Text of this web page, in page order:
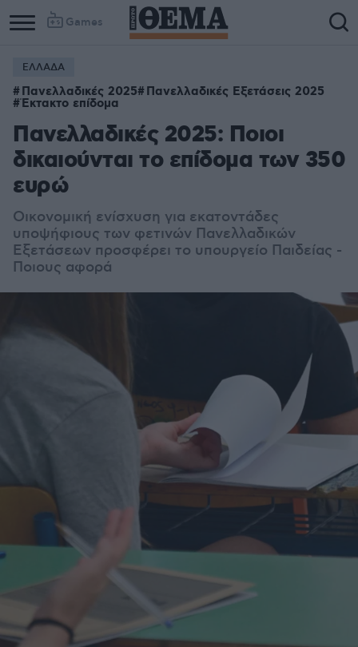
Games
ΕΛΛΑΔΑ
Πανελλαδικές 2025 Πανελλαδικές Εξετάσεις 2025
Έκτακτο επίδομα
Πανελλαδικές 2025: Ποιοι
δικαιούνται το επίδομα των 350
ευρώ
Οικονομική ενίσχυση για εκατοντάδες
υποψήφιους των φετινών Πανελλαδικών
Εξετάσεων προσφέρει το υπουργείο Παιδείας -
Ποιους αφορά